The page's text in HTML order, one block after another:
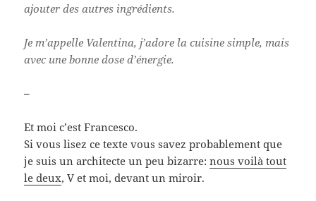
ajouter des autres ingrédients.
Je m’appelle Valentina, j’adore la cuisine simple, mais
avec une bonne dose d’énergie.
–
Et moi c’est Francesco.
Si vous lisez ce texte vous savez probablement que
je suis un architecte un peu bizarre:nous voilà tout
le deux, V et moi, devant un miroir.